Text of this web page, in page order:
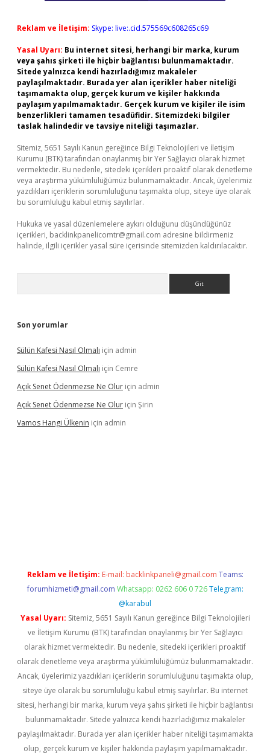
Reklam ve İletişim: Skype: live:.cid.575569c608265c69
Yasal Uyarı: Bu internet sitesi, herhangi bir marka, kurum
veya şahıs şirketi ile hiçbir bağlantısı bulunmamaktadır.
Sitede yalnızca kendi hazırladığımız makaleler
paylaşılmaktadır. Burada yer alan içerikler haber niteliği
taşımamakta olup, gerçek kurum ve kişiler hakkında
paylaşım yapılmamaktadır. Gerçek kurum ve kişiler ile isim
benzerlikleri tamamen tesadüfidir. Sitemizdeki bilgiler
taslak halindedir ve tavsiye niteliği taşımazlar.
Sitemiz, 5651 Sayılı Kanun gereğince Bilgi Teknolojileri ve İletişim
Kurumu (BTK) tarafından onaylanmış bir Yer Sağlayıcı olarak hizmet
vermektedir. Bu nedenle, sitedeki içerikleri proaktif olarak denetleme
veya araştırma yükümlülüğümüz bulunmamaktadır. Ancak, üyelerimiz
yazdıkları içeriklerin sorumluluğunu taşımakta olup, siteye üye olarak
bu sorumluluğu kabul etmiş sayılırlar.
Hukuka ve yasal düzenlemelere aykırı olduğunu düşündüğünüz
içerikleri, backlinkpanelicomtr@gmail.com adresine bildirmeniz
halinde, ilgili içerikler yasal süre içerisinde sitemizden kaldırılacaktır.
Son yorumlar
Sülün Kafesi Nasıl Olmalı için admin
Sülün Kafesi Nasıl Olmalı için Cemre
Açık Senet Ödenmezse Ne Olur için admin
Açık Senet Ödenmezse Ne Olur için Şirin
Vamos Hangi Ülkenin için admin
Reklam ve İletişim: E-mail: backlinkpaneli@gmail.com Teams:
forumhizmeti@gmail.com Whatsapp: 0262 606 0 726 Telegram:
@karabul
Yasal Uyarı: Sitemiz, 5651 Sayılı Kanun gereğince Bilgi Teknolojileri
ve İletişim Kurumu (BTK) tarafından onaylanmış bir Yer Sağlayıcı
olarak hizmet vermektedir. Bu nedenle, sitedeki içerikleri proaktif
olarak denetleme veya araştırma yükümlülüğümüz bulunmamaktadır.
Ancak, üyelerimiz yazdıkları içeriklerin sorumluluğunu taşımakta olup,
siteye üye olarak bu sorumluluğu kabul etmiş sayılırlar. Bu internet
sitesi, herhangi bir marka, kurum veya şahıs şirketi ile hiçbir bağlantısı
bulunmamaktadır. Sitede yalnızca kendi hazırladığımız makaleler
paylaşılmaktadır. Burada yer alan içerikler haber niteliği taşımamakta
olup, gerçek kurum ve kişiler hakkında paylaşım yapılmamaktadır.